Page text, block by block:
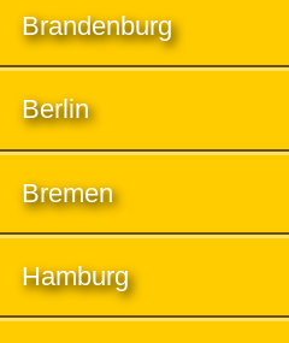
Brandenburg
Berlin
Bremen
Hamburg